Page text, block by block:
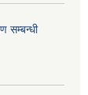
सम्बन्धी